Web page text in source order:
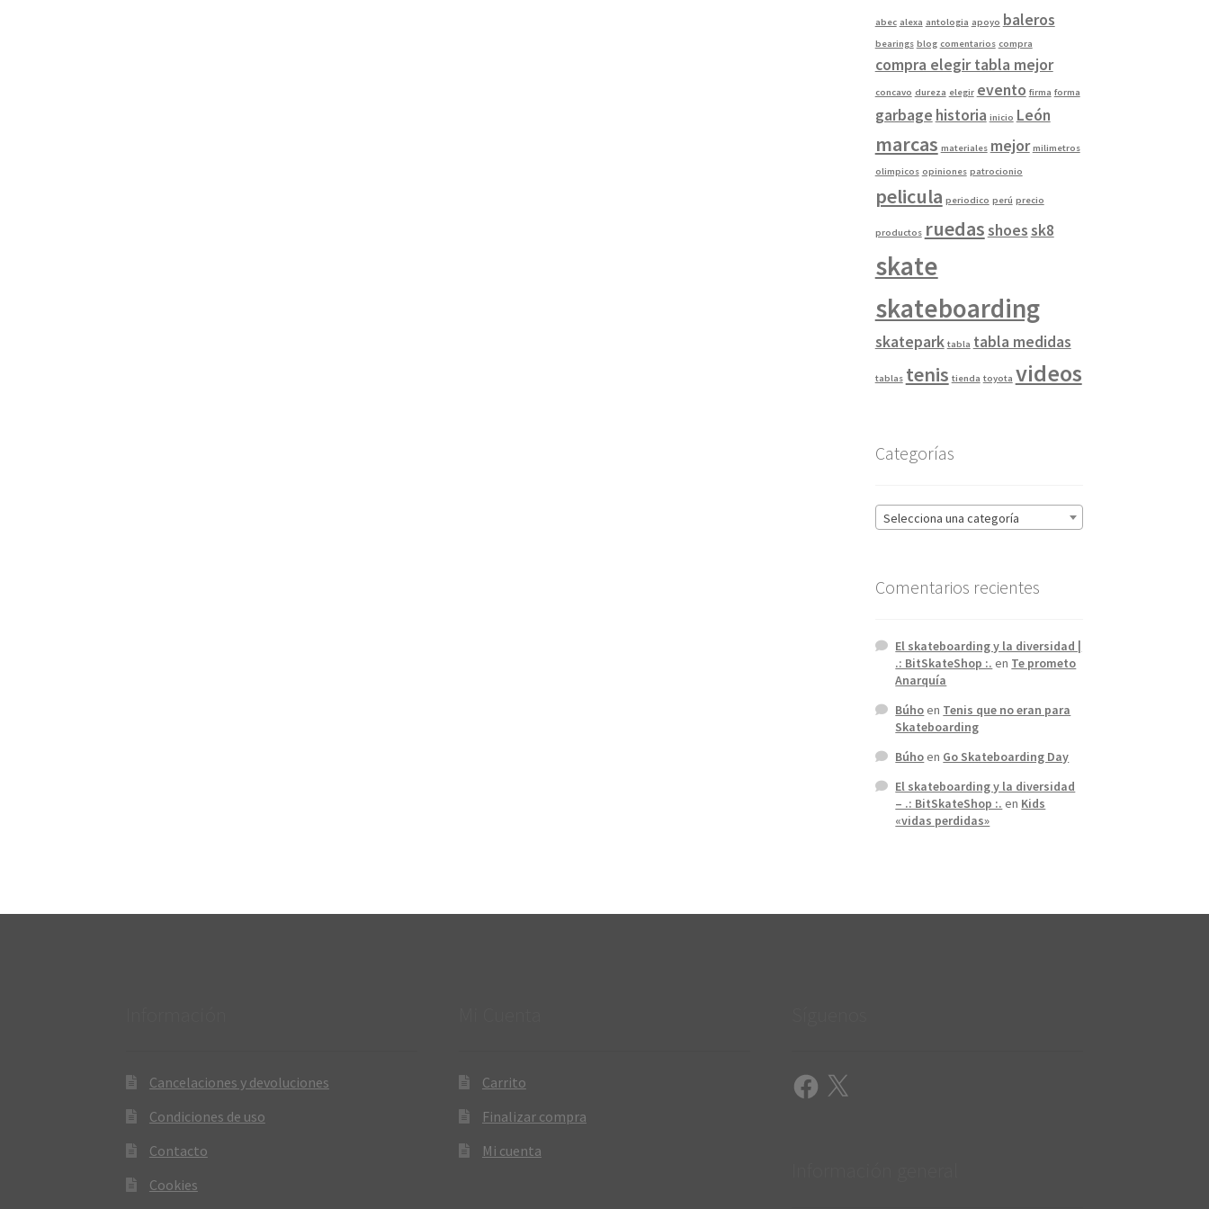
abec alexa antologia apoyo baleros
bearings blog comentarios compra
compra elegir tabla mejor
concavo dureza elegir evento firma forma
garbage historia inicio León
marcas materiales mejor milimetros
olimpicos opiniones patrocionio
pelicula periodico perú precio
productos ruedasshoessk8
skate
skateboarding
skatepark tabla tabla medidas
tablas tenis tienda toyota videos
Categorías
Selecciona una categoría
Comentarios recientes
El skateboarding y la diversidad |
.: BitSkateShop :. en Te prometo
Anarquía
Búhoen Tenis que no eran para
Skateboarding
Búhoen Go Skateboarding Day
El skateboarding y la diversidad
– .: BitSkateShop :. en Kids
«vidas perdidas»
Cancelaciones y devoluciones
Condiciones de uso
Contacto
Cookies
Carrito
Finalizar compra
Mi cuenta
Facebook
X